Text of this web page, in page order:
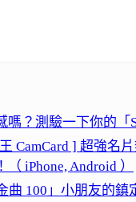
嗎？測驗一下你的「
CamCard ] 超強名
（ iPhone, Android ）
曲 100」小朋友的鎮